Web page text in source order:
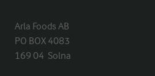
Arla Foods AB
PO BOX 4083
169 04  Solna